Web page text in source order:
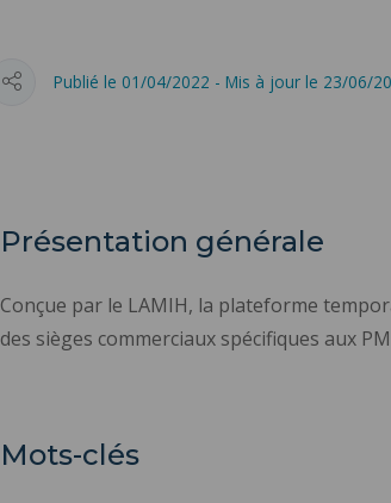
Publié le 01/04/2022 - Mis à jour le 23/06/
Présentation générale
Conçue par le LAMIH, la plateforme
des sièges commerciaux spécifiques aux
Mots-clés